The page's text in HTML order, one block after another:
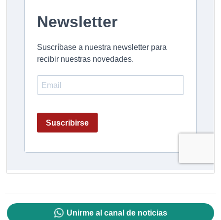
Unirme al canal de noticias